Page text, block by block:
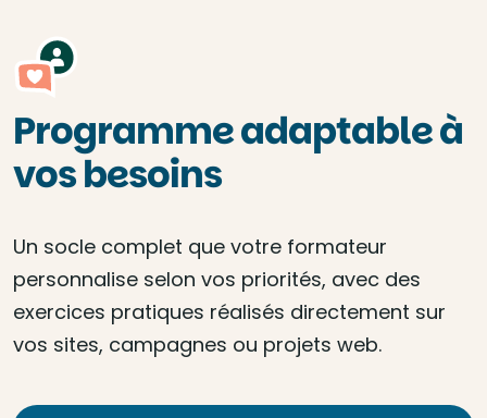
Programme adaptable à
vos besoins
Un socle complet que votre formateur
personnalise selon vos priorités, avec des
exercices pratiques réalisés directement sur
vos sites, campagnes ou projets web.